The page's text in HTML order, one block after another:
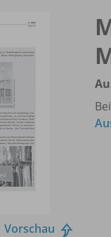
Vorschau